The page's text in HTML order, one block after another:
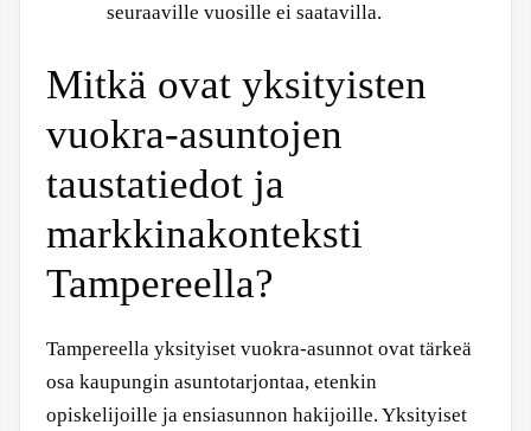
seuraaville vuosille ei saatavilla.
Mitkä ovat yksityisten
vuokra-asuntojen
taustatiedot ja
markkinakonteksti
Tampereella?
Tampereella yksityiset vuokra-asunnot ovat tärkeä
osa kaupungin asuntotarjontaa, etenkin
opiskelijoille ja ensiasunnon hakijoille. Yksityiset